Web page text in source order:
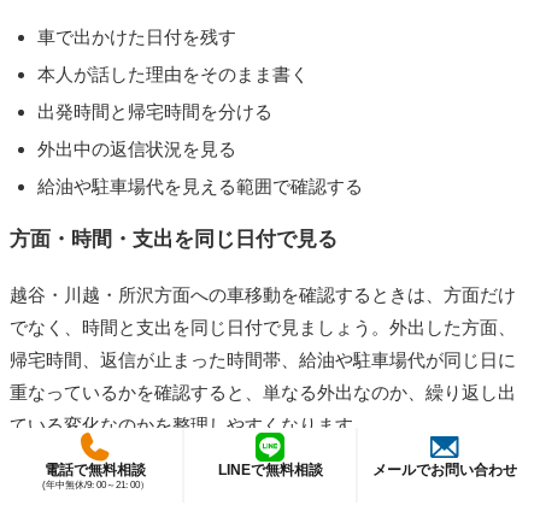
車で出かけた日付を残す
本人が話した理由をそのまま書く
出発時間と帰宅時間を分ける
外出中の返信状況を見る
給油や駐車場代を見える範囲で確認する
方面・時間・支出を同じ日付で見る
越谷・川越・所沢方面への車移動を確認するときは、方面だけ
でなく、時間と支出を同じ日付で見ましょう。外出した方面、
帰宅時間、返信が止まった時間帯、給油や駐車場代が同じ日に
重なっているかを確認すると、単なる外出なのか、繰り返し出
ている変化なのかを整理しやすくなります。
ただし、給油や駐車場代があるだけで浮気と判断する必要はあ
電話で無料相談
(年中無休/9: 00～21: 00）
LINEで無料相談 メールでお問い合わせ